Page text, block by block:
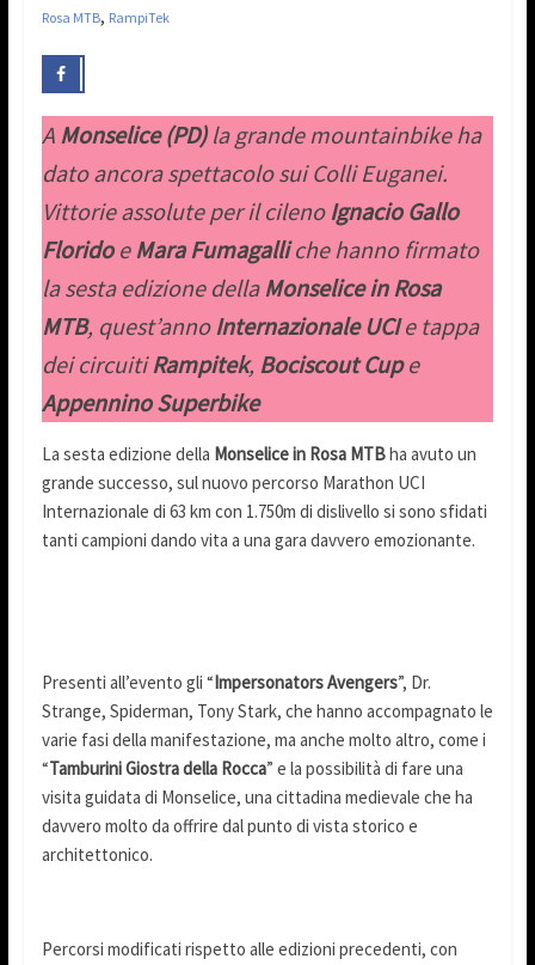
Rosa MTB, RampiTek
A Monselice (PD)la grande mountainbike ha
dato ancora spettacolo sui Colli Euganei.
Vittorie assolute per il cilenoIgnacio Gallo
FloridoeMara Fumagalli che hanno firmato
la sesta edizione dellaMonselice in Rosa
MTB, quest’annoInternazionale UCIe tappa
dei circuitiRampitek, Bociscout Cupe
Appennino Superbike
La sesta edizione della Monselice in Rosa MTBha avuto un
grande successo, sul nuovo percorso Marathon UCI
Internazionale di 63 km con 1.750m di dislivello si sono sfidati
tanti campioni dando vita a una gara davvero emozionante.
Presenti all’evento gli “Impersonators Avengers”, Dr.
Strange, Spiderman, Tony Stark, che hanno accompagnato le
varie fasi della manifestazione, ma anche molto altro, come i
“Tamburini Giostra della Rocca” e la possibilità di fare una
visita guidata di Monselice, una cittadina medievale che ha
davvero molto da offrire dal punto di vista storico e
architettonico.
Percorsi modificati rispetto alle edizioni precedenti, con